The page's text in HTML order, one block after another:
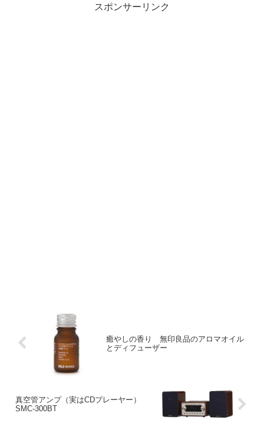
スポンサーリンク
癒やしの香り 無印良品のアロマオイル
とディフューザー
真空管アンプ（実はCDプレーヤー）
SMC-300BT